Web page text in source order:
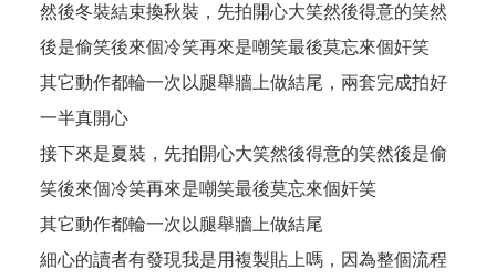
然後冬裝結束換秋裝，先拍開心大笑然後得意的笑然
後是偷笑後來個冷笑再來是嘲笑最後莫忘來個奸笑
其它動作都輪一次以腿舉牆上做結尾，兩套完成拍好
一半真開心
接下來是夏裝，先拍開心大笑然後得意的笑然後是偷
笑後來個冷笑再來是嘲笑最後莫忘來個奸笑
其它動作都輪一次以腿舉牆上做結尾
細心的讀者有發現我是用複製貼上嗎，因為整個流程